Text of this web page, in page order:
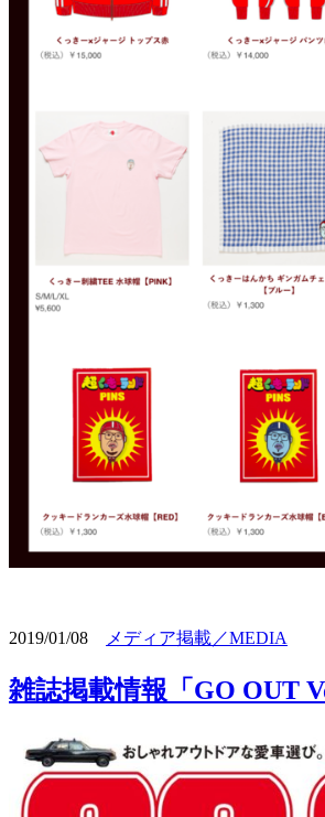
2019/01/08 メディア掲載／MEDIA
雑誌掲載情報「GO OUT